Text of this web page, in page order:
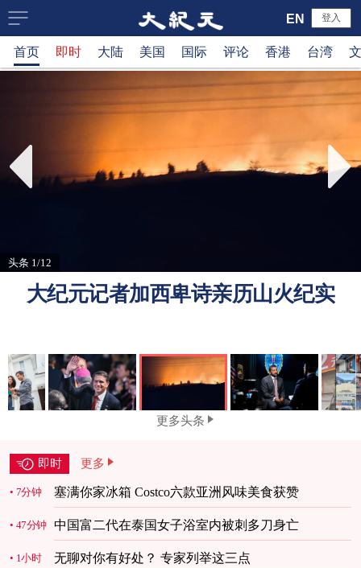
大
纪
新
网
登入
EN
首页 即时 大陆 美国 国际 评论 香港 台湾
头条 1/12
大纪元记者加西卑诗亲历山火纪实
更多头条
即时 更多
7分钟 塞满你家冰箱 Costco六款亚洲风味美食获赞
47分钟 中国富二代在泰国女子浴室内被刺多刀身亡
1小时 无聊对你有好处？ 专家列举这三点